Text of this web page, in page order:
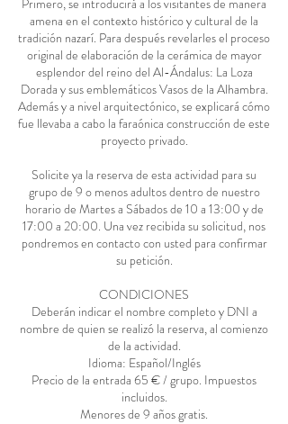
Primero, se introducirá a los visitantes de manera
amena en el contexto histórico y cultural de la
tradición nazarí. Para después revelarles el proceso
original de elaboración de la cerámica de mayor
esplendor del reino del Al-Ándalus: La Loza
Dorada y sus emblemáticos Vasos de la Alhambra.
Además y a nivel arquitectónico, se explicará cómo
fue llevaba a cabo la faraónica construcción de este
proyecto privado.
Solicite ya la reserva de esta actividad para su
grupo de 9 o menos adultos dentro de nuestro
horario de Martes a Sábados de 10 a 13:00 y de
17:00 a 20:00. Una vez recibida su solicitud, nos
pondremos en contacto con usted para confirmar
su petición.
CONDICIONES
Deberán indicar el nombre completo y DNI a
nombre de quien se realizó la reserva, al comienzo
de la actividad.
Idioma: Español/Inglés
Precio de la entrada 65 € / grupo. Impuestos
incluidos.
Menores de 9 años gratis.